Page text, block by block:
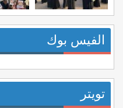
الفيس بوك
تويتر